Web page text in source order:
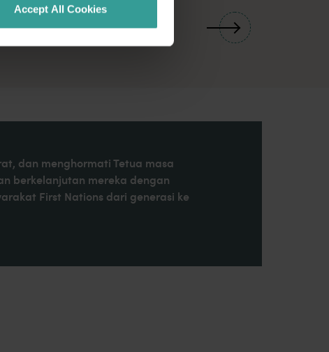
Accept All Cookies
01/03
dan menghormati Tetua masa
berkelanjutan mereka dengan
First Nations dari generasi ke